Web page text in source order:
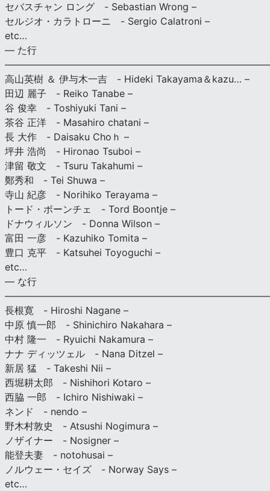
セバスチャン ロング - Sebastian Wrong –
セルジオ・カラトローニ - Sergio Calatroni –
etc…
— た行
高山英樹 ＆ 伊与木一吉 - Hideki Takayama＆kazu… –
田辺 麗子 - Reiko Tanabe –
谷 俊幸 - Toshiyuki Tani –
茶谷 正洋 - Masahiro chatani –
長 大作 - Daisaku Choｈ –
坪井 浩尚 - Hironao Tsuboi –
津留 敬文 - Tsuru Takahumi –
鄭秀和 - Tei Shuwa –
寺山 紀彦 - Norihiko Terayama –
トード・ボーンチェ - Tord Boontje –
ドナウィルソン - Donna Wilson –
富田 一彦 - Kazuhiko Tomita –
豊口 克平 - Katsuhei Toyoguchi –
etc…
— な行
長根寛 - Hiroshi Nagane –
中原 慎一郎 - Shinichiro Nakahara –
中村 隆一 - Ryuichi Nakamura –
ナナ ディッツェル - Nana Ditzel –
新居 猛 - Takeshi Nii –
西堀耕太郎 - Nishihori Kotaro –
西脇 一郎 - Ichiro Nishiwaki –
ネンド - nendo –
野木村敦史 - Atsushi Nogimura –
ノザイナー - Nosigner –
能登夫妻 - notohusai –
ノルウェー・セイズ - Norway Says –
etc…